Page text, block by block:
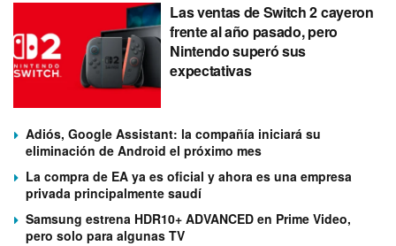
Las ventas de Switch 2 cayeron
frente al año pasado, pero
Nintendo superó sus
expectativas
Adiós, Google Assistant: la compañía iniciará su
eliminación de Android el próximo mes
La compra de EA ya es oficial y ahora es una empresa
privada principalmente saudí
Samsung estrena HDR10+ ADVANCED en Prime Video,
pero solo para algunas TV